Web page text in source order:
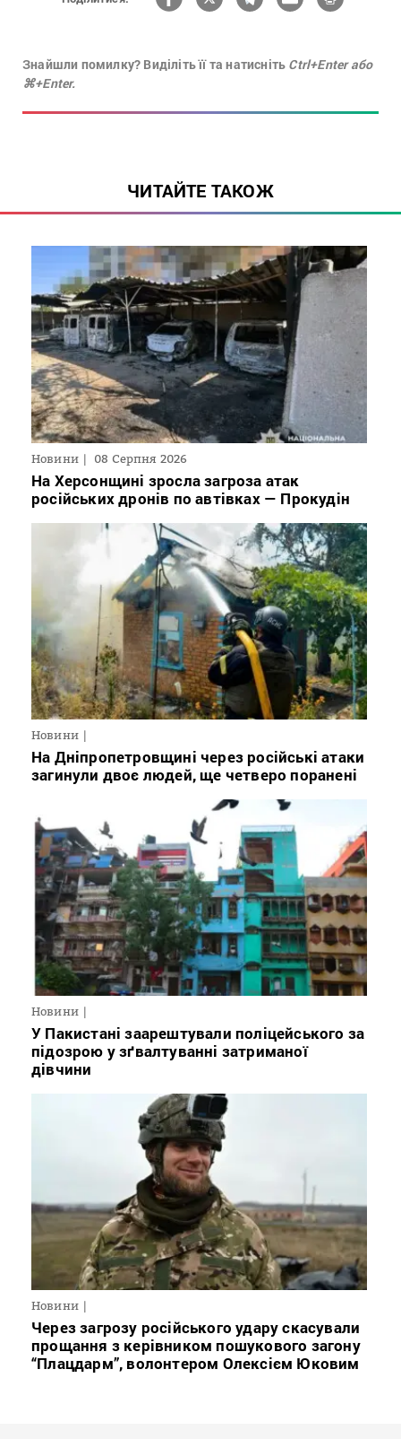
Знайшли помилку? Виділіть її та натисніть Ctrl+Enter або
⌘+Enter.
ЧИТАЙТЕ ТАКОЖ
Новини 08 Серпня 2026
На Херсонщині зросла загроза атак
російських дронів по автівках — Прокудін
Новини
На Дніпропетровщині через російські атаки
загинули двоє людей, ще четверо поранені
Новини
У Пакистані заарештували поліцейського за
підозрою у зґвалтуванні затриманої
дівчини
Новини
Через загрозу російського удару скасували
прощання з керівником пошукового загону
“Плацдарм”, волонтером Олексієм Юковим